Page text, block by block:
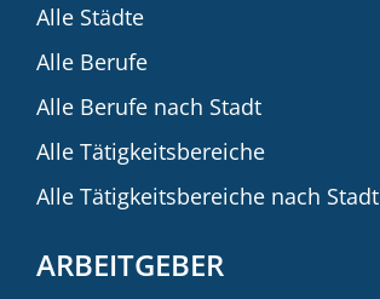
Alle Städte
Alle Berufe
Alle Berufe nach Stadt
Alle Tätigkeitsbereiche
Alle Tätigkeitsbereiche nach Stadt
ARBEITGEBER